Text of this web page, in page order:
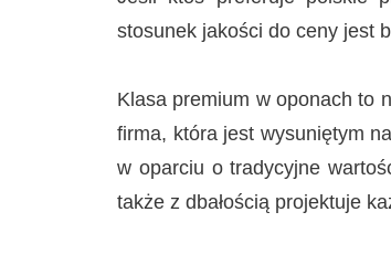
stosunek jakości do ceny jest
Klasa premium w oponach to
firma, która jest wysuniętym
w oparciu o tradycyjne
także z dbałością projektuje